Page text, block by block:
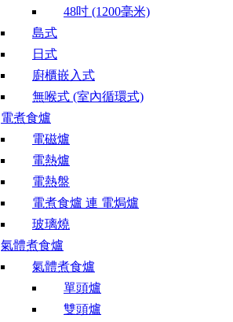
48吋 (1200毫米)
島式
日式
廚櫃嵌入式
無喉式 (室內循環式)
電煮食爐
電磁爐
電熱爐
電熱盤
電煮食爐 連 電焗爐
玻璃燒
氣體煮食爐
氣體煮食爐
單頭爐
雙頭爐